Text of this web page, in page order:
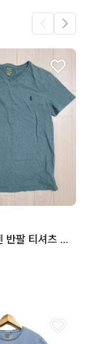
폴로 랄프로렌 반팔 티셔츠 반팔티